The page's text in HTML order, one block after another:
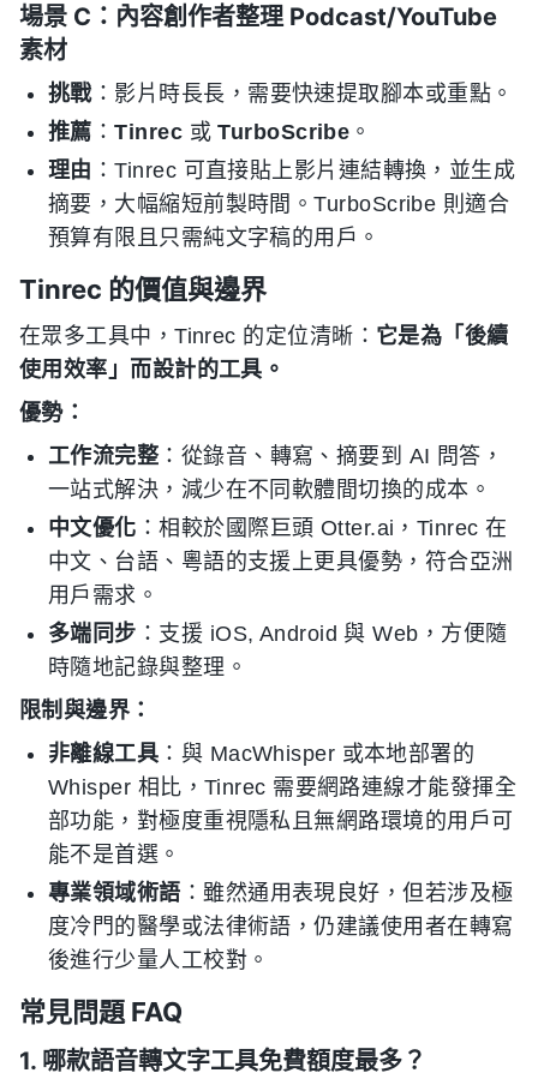
場景 C：內容創作者整理 Podcast/YouTube
素材
挑戰：影片時長長，需要快速提取腳本或重點。
推薦 ：Tinrec 或TurboScribe 。
理由 ：Tinrec 可直接貼上影片連結轉換，並生成
摘要，大幅縮短前製時間。TurboScribe 則適合
預算有限且只需純文字稿的用戶。
Tinrec 的價值與邊界
在眾多工具中，Tinrec 的定位清晰： 它是為「後續
使用效率」而設計的工具。
優勢：
工作流完整：從錄音、轉寫、摘要到 AI 問答，
一站式解決，減少在不同軟體間切換的成本。
中文優化 ：相較於國際巨頭 Otter.ai，Tinrec 在
中文、台語、粵語的支援上更具優勢，符合亞洲
用戶需求。
多端同步 ：支援 iOS, Android 與 Web，方便隨
時隨地記錄與整理。
限制與邊界：
非離線工具 ：與 MacWhisper 或本地部署的
Whisper 相比，Tinrec 需要網路連線才能發揮全
部功能，對極度重視隱私且無網路環境的用戶可
能不是首選。
專業領域術語 ：雖然通用表現良好，但若涉及極
度冷門的醫學或法律術語，仍建議使用者在轉寫
後進行少量人工校對。
常見問題 FAQ
1. 哪款語音轉文字工具免費額度最多？